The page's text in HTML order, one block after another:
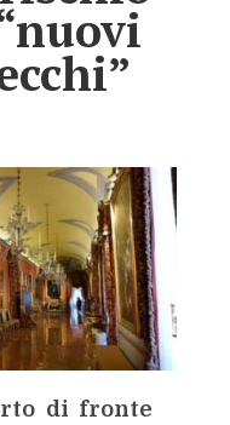
di fron­te